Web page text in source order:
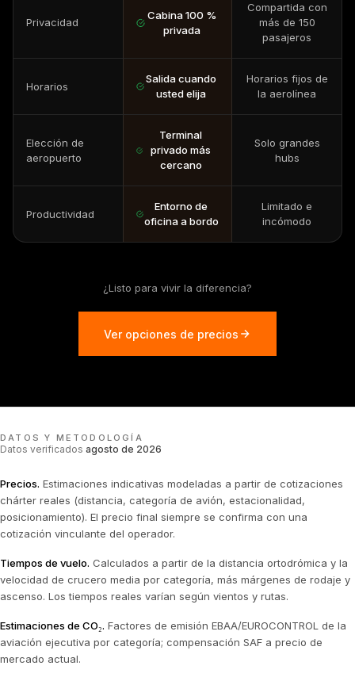
Privacidad
Cabina 100 %
privada
Compartida con
más de 150
pasajeros
Horarios
Salida cuando
usted elija
Horarios fijos de
la aerolínea
Elección de
aeropuerto
Terminal
privado más
cercano
Solo grandes
hubs
Productividad
Entorno de
oficina a bordo
Limitado e
incómodo
¿Listo para vivir la diferencia?
Ver opciones de precios
DATOS Y METODOLOGÍA
Datos verificados agosto de 2026
Precios. Estimaciones indicativas modeladas a partir de cotizaciones
chárter reales (distancia, categoría de avión, estacionalidad,
posicionamiento). El precio final siempre se confirma con una
cotización vinculante del operador.
Tiempos de vuelo. Calculados a partir de la distancia ortodrómica y la
velocidad de crucero media por categoría, más márgenes de rodaje y
ascenso. Los tiempos reales varían según vientos y rutas.
Estimaciones de CO₂. Factores de emisión EBAA/EUROCONTROL de la
aviación ejecutiva por categoría; compensación SAF a precio de
mercado actual.